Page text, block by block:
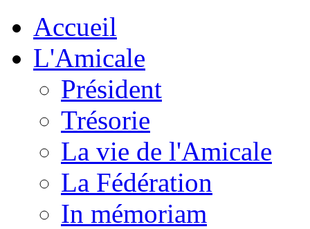
Accueil
L'Amicale
Président
Trésorie
La vie de l'Amicale
La Fédération
In mémoriam